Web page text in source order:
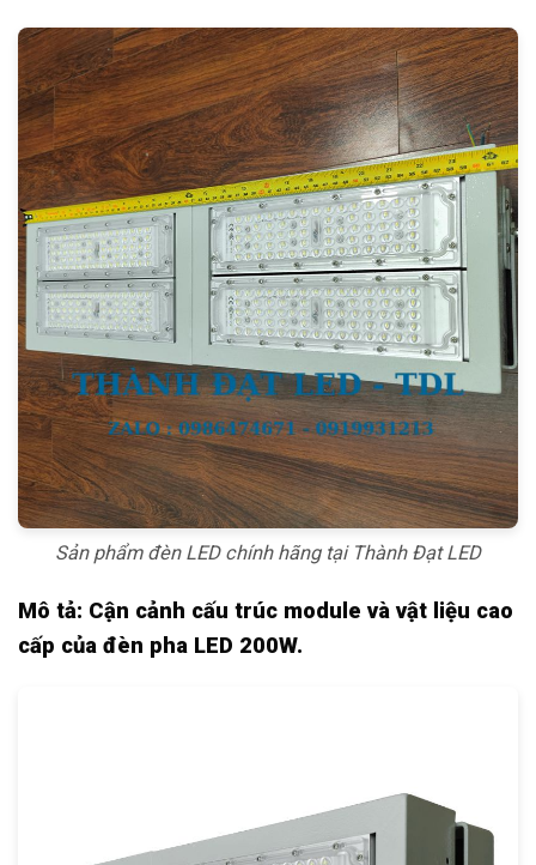
Sản phẩm đèn LED chính hãng tại Thành Đạt LED
Mô tả: Cận cảnh cấu trúc module và vật liệu cao
cấp của đèn pha LED 200W.